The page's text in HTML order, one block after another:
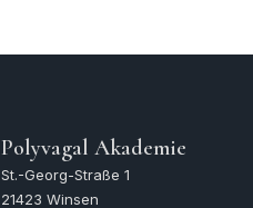
Polyvagal Akademie
St.-Georg-Straße 1
21423 Winsen